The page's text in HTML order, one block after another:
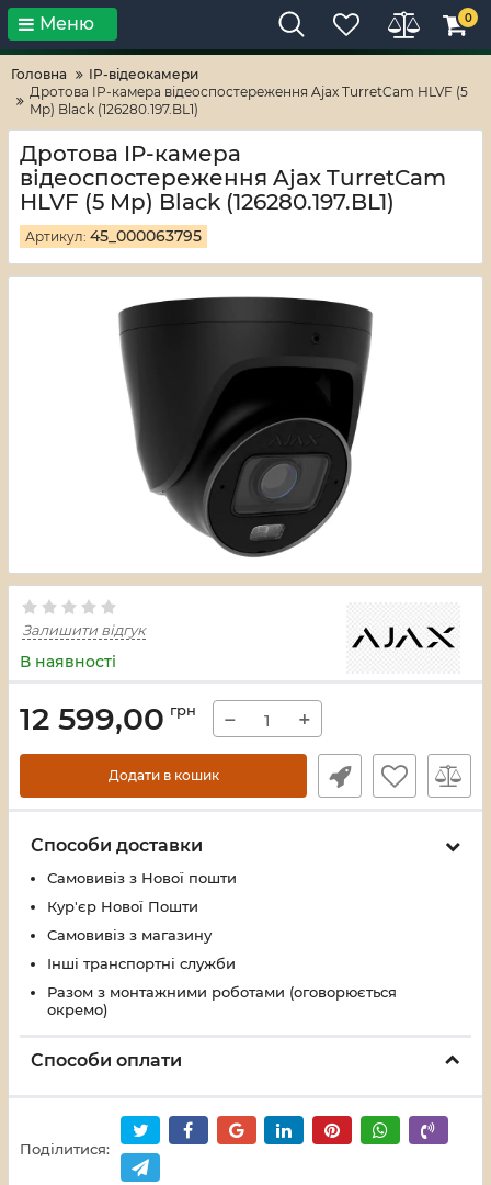
Тільки високі технології! RV-ZAFT
Меню 0
Головна
IP-відеокамери
Дротова IP-камера відеоспостереження Ajax TurretCam HLVF (5
Mp) Black (126280.197.BL1)
Дротова IP-камера
відеоспостереження Ajax TurretCam
HLVF (5 Mp) Black (126280.197.BL1)
Артикул: 45_000063795
Залишити відгук
В наявності
12 599,00 грн − +
Додати в кошик
Способи доставки
Самовивіз з Нової пошти
Кур'єр Нової Пошти
Самовивіз з магазину
Інші транспортні служби
Разом з монтажними роботами (оговорюється
окремо)
Способи оплати
Поділитися: